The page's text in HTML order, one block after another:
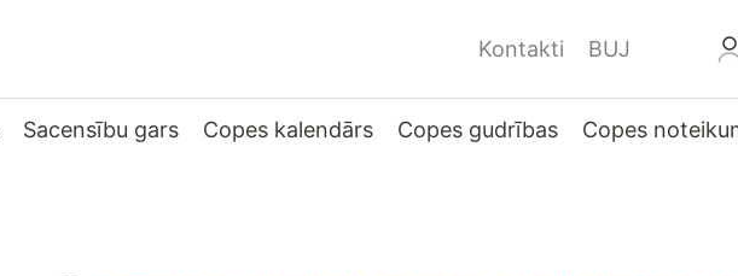
Kontakti BUJ
Sacensību gars Copes kalendārs Copes gudrības
Copes